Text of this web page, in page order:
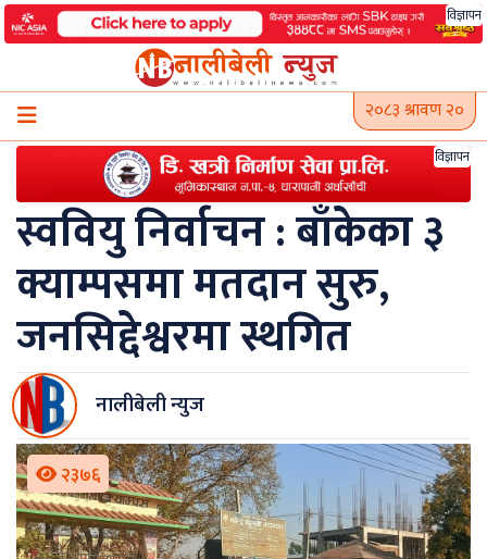
Skip
to
विज्ञापन
२०८३ श्रावण २०
विज्ञापन
स्ववियु निर्वाचन : बाँकेका ३
क्याम्पसमा मतदान सुरु,
जनसिद्देश्वरमा स्थगित
नालीबेली न्युज
२३७६